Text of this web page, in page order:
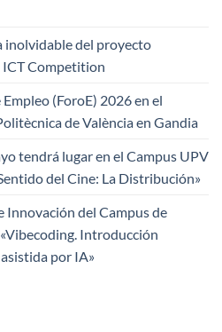
inolvidable del proyecto
Competition
(ForoE) 2026 en el
de València en Gandia
tendrá lugar en el Campus UPV
del Cine: La Distribución»
Innovación del Campus de
Introducción
por IA»